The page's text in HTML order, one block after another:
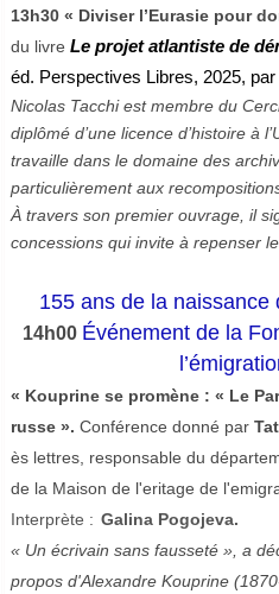
13h30 « Diviser l’Eurasie pour
du livre Le projet atlantiste de
éd. Perspectives Libres, 2025,
Nicolas Tacchi est membre du
diplômé d’une licence d’histoire à
travaille dans le domaine des
particulièrement aux
À travers son premier ouvrage, il
concessions qui invite à repenser
155 ans de la naissance
14h00 Événement de la
« Kouprine se promène : « Le
russe ». Conférence donné par
ès lettres, responsable du
de la Maison de l'eritage de
Interprète : Galina Pogojeva.
« Un écrivain sans fausseté », a
propos d'Alexandre Kouprine